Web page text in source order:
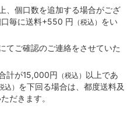
、個口数を追加する場合がござ
毎に送料+550 円 （税込） をい
てご確認のご連絡をさせていた
計が15,000円 （税込） 以上であ
込） を下回る場合は、都度送料及
だきます。